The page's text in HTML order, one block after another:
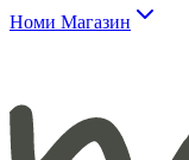
Номи Магазин